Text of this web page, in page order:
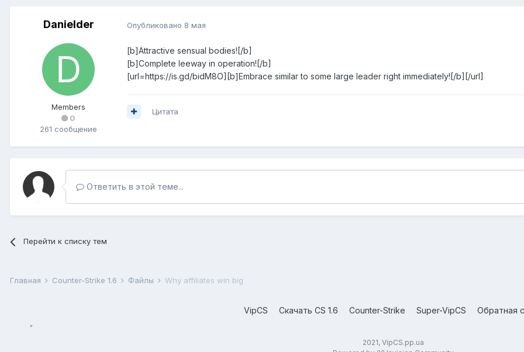
Danielder
Members
0
261 сообщение
Опубликовано 8 мая
[b]Attractive sensual bodies![/b]
[b]Complete leeway in operation![/b]
[url=https://is.gd/bidM8O][b]Embrace similar to some large leader right immediately![/b][/url]
Цитата
Ответить в этой теме...
Перейти к списку тем
Главная Counter-Strike 1.6 Файлы Why affiliates win big
VipCS Скачать CS 1.6 Counter-Strike Super-VipCS Обратная
2021, VipCS.pp.ua